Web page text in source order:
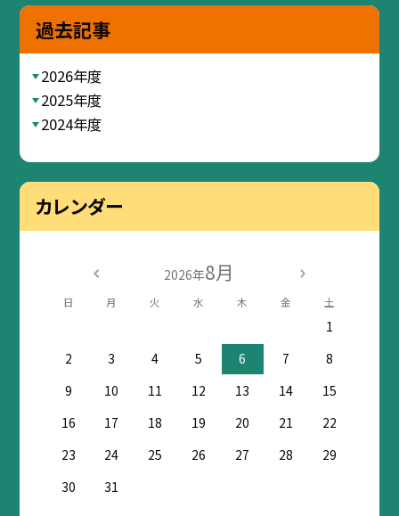
過去記事
2026年度
2025年度
2024年度
カレンダー
2026年8月
日 月 火 水 木 金 土
1
2
3 4 5 6 7
8
9
10 11 12 13 14
15
16
17 18 19 20 21
22
23
24 25 26 27 28
29
30
31